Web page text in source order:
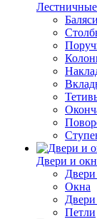
Двери и
Окна
Петли